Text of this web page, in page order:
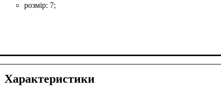
розмір: 7;
Характеристики